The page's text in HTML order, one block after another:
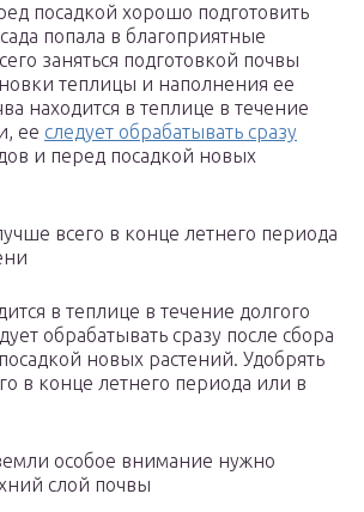
посадкой хорошо подготовить
попала в благоприятные
заняться подготовкой почвы
теплицы и наполнения ее
находится в теплице в течение
ее следует обрабатывать сразу
и перед посадкой новых
всего в конце летнего периода
в теплице в течение долгого
обрабатывать сразу после сбора
новых растений. Удобрять
в конце летнего периода или в
особое внимание нужно
слой почвы